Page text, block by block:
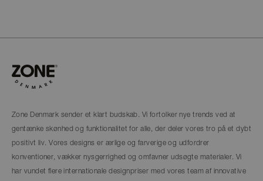
Zone Denmark sender et klart budskab. Vi fortolker nye trends ved at
gentænke skønhed og funktionalitet for alle, der deler vores tro på et dybt
positivt liv. Vores designs er ærlige og farverige og udfordrer
konventioner, vækker nysgerrighed og omfavner udsøgte materialer. Vi
har vundet flere internationale designpriser med vores team af innovative